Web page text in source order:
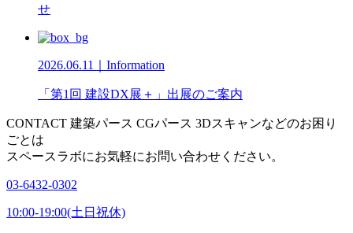
せ
2026.06.11｜Information
「第1回 建設DX展＋」出展のご案内
CONTACT 建築パース CGパース 3Dスキャンなどのお困り
ごとは
スペースラボにお気軽にお問い合わせください。
03-6432-0302
10:00-19:00(土日祝休)